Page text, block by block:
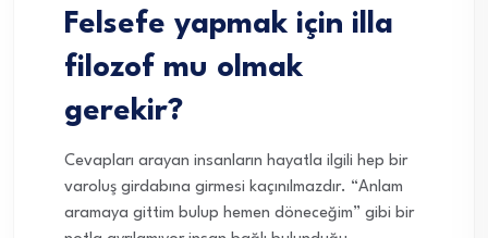
Felsefe yapmak için illa
filozof mu olmak
gerekir?
Cevapları arayan insanların hayatla ilgili hep bir
varoluş girdabına girmesi kaçınılmazdır. “Anlam
aramaya gittim bulup hemen döneceğim” gibi bir